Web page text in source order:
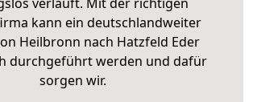
kann ein deutschlandweiter
Heilbronn nach Hatzfeld Eder
durchgeführt werden und dafür
sorgen wir.